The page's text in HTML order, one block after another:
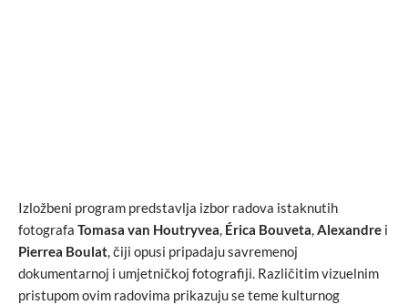
Izložbeni program predstavlja izbor radova istaknutih
fotografa Tomasa van Houtryvea, Érica Bouveta,Alexandre i
Pierrea Boulat, čiji opusi pripadaju savremenoj
dokumentarnoj i umjetničkoj fotografiji. Različitim vizuelnim
pristupom ovim radovima prikazuju se teme kulturnog